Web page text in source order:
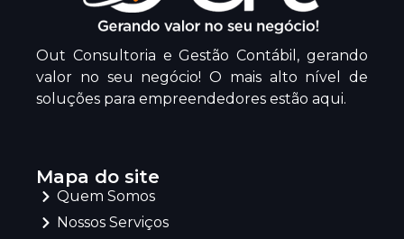
Out Consultoria e Gestão Contábil, gerando
valor no seu negócio! O mais alto nível de
soluções para empreendedores estão aqui.
Mapa do site
Quem Somos
Nossos Serviços